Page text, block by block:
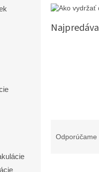
Odporúčame